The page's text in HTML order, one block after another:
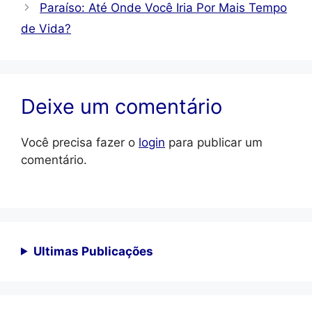
Paraíso: Até Onde Você Iria Por Mais Tempo
de Vida?
Deixe um comentário
Você precisa fazer o login para publicar um
comentário.
Ultimas Publicações